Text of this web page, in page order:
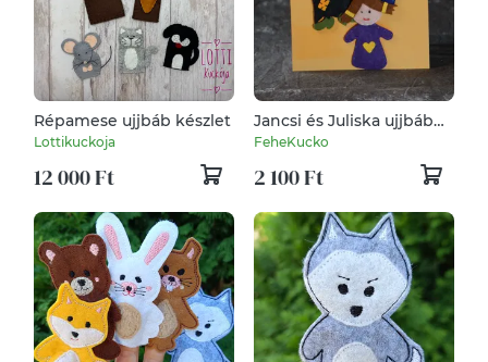
Répamese ujjbáb készlet
Lottikuckoja
12 000 Ft
Jancsi és Juliska ujjbáb
csomag
FeheKucko
2 100 Ft